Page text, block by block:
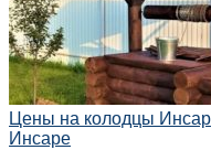
Цены на колодцы
Инсаре